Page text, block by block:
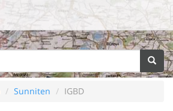
Sunniten IGBD